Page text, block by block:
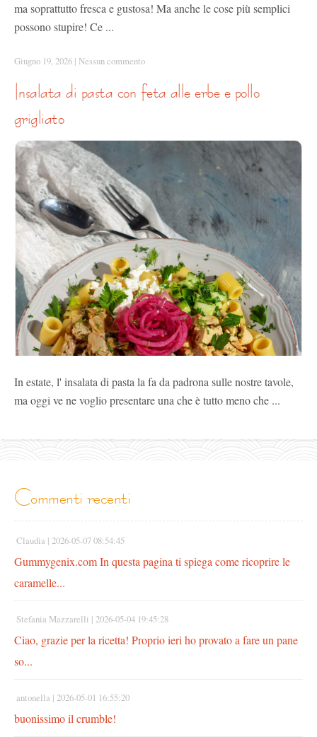
ma soprattutto fresca e gustosa! Ma anche le cose più semplici
possono stupire! Ce ...
Giugno 19, 2026 | Nessun commento
grigliato
In estate, l' insalata di pasta la fa da padrona sulle nostre tavole,
ma oggi ve ne voglio presentare una che è tutto meno che ...
commenti recenti
Claudia | 2026-05-07 08:54:45
Gummygenix.com In questa pagina ti spiega come ricoprire le
caramelle...
Stefania Mazzarelli | 2026-05-04 19:45:28
Ciao, grazie per la ricetta! Proprio ieri ho provato a fare un pane
so...
antonella | 2026-05-01 16:55:20
buonissimo il crumble!